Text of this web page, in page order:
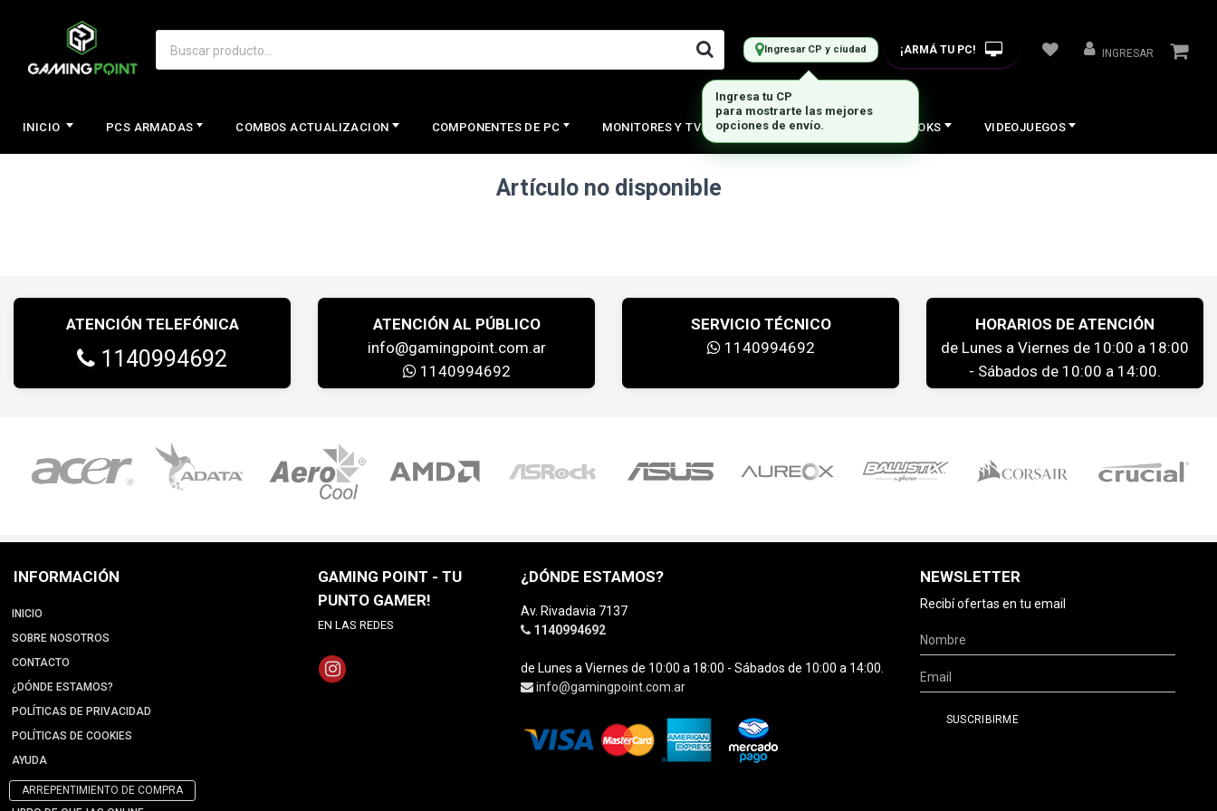
Ingresar CP y ciudad ¡ARMÁ TU PC! INGRESAR
INICIO PCS ARMADAS COMBOS ACTUALIZACION COMPONENTES DE PC MONITORES Y TVS PERIFERICOS NOTEBOOKS VIDEOJUEGOS
Artículo no disponible
ATENCIÓN TELEFÓNICA
1140994692
ATENCIÓN AL PÚBLICO
info@gamingpoint.com.ar
1140994692
SERVICIO TÉCNICO
1140994692
HORARIOS DE ATENCIÓN
de Lunes a Viernes de 10:00 a 18:00
- Sábados de 10:00 a 14:00.
INFORMACIÓN
INICIO
SOBRE NOSOTROS
CONTACTO
¿DÓNDE ESTAMOS?
POLÍTICAS DE PRIVACIDAD
POLÍTICAS DE COOKIES
AYUDA
ARREPENTIMIENTO DE COMPRA
GAMING POINT - TU
PUNTO GAMER!
EN LAS REDES
¿DÓNDE ESTAMOS?
Av. Rivadavia 7137
1140994692
de Lunes a Viernes de 10:00 a 18:00 - Sábados de 10:00 a 14:00.
info@gamingpoint.com.ar
NEWSLETTER
Recibí ofertas en tu email
Ingresa tu CP
para mostrarte las mejores
opciones de envío.